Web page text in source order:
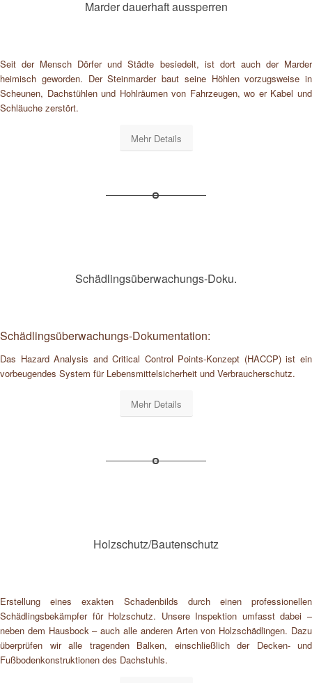
Marder dauerhaft aussperren
Seit der Mensch Dörfer und Städte besiedelt, ist dort auch der Marder
heimisch geworden. Der Steinmarder baut seine Höhlen vorzugsweise in
Scheunen, Dachstühlen und Hohlräumen von Fahrzeugen, wo er Kabel und
Schläuche zerstört.
Mehr Details
Schädlingsüberwachungs-Doku.
Schädlingsüberwachungs-Dokumentation:
Das Hazard Analysis and Critical Control Points-Konzept (HACCP) ist ein
vorbeugendes System für Lebensmittelsicherheit und Verbraucherschutz.
Mehr Details
Holzschutz/Bautenschutz
Erstellung eines exakten Schadenbilds durch einen professionellen
Schädlingsbekämpfer für Holzschutz. Unsere Inspektion umfasst dabei –
neben dem Hausbock – auch alle anderen Arten von Holzschädlingen. Dazu
überprüfen wir alle tragenden Balken, einschließlich der Decken- und
Fußbodenkonstruktionen des Dachstuhls.